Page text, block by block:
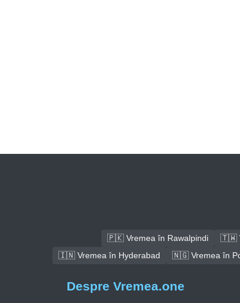
🇵🇰 Vremea în Rawalpindi 🇹🇼
🇮🇳 Vremea în Hyderabad
🇳🇬 Vremea în
Despre Vremea.one